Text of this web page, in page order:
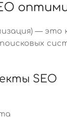
— это
SEO